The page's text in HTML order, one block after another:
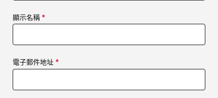
顯示名稱 *
電子郵件地址 *